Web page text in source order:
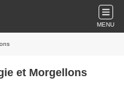
MENU
et Morgellons